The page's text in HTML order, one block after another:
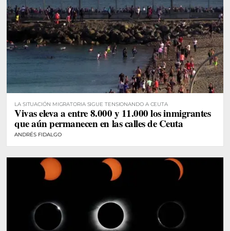
LA SITUACIÓN MIGRATORIA SIGUE TENSIONANDO A CEUTA
Vivas eleva a entre 8.000 y 11.000 los inmigrantes
que aún permanecen en las calles de Ceuta
ANDRÉS FIDALGO